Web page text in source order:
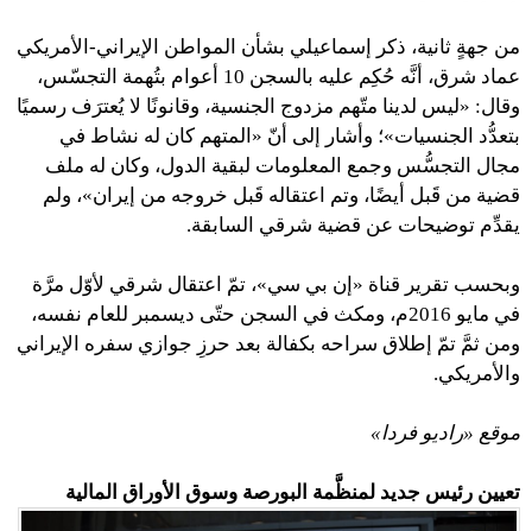
من جهةٍ ثانية، ذكر إسماعيلي بشأن المواطن الإيراني-الأمريكي
عماد شرق، أنَّه حُكِم عليه بالسجن 10 أعوام بتُهمة التجسّس،
وقال: «ليس لدينا متّهم مزدوج الجنسية، وقانونًا لا يُعترَف رسميًا
بتعدُّد الجنسيات»؛ وأشار إلى أنّ «المتهم كان له نشاط في
مجال التجسُّس وجمع المعلومات لبقية الدول، وكان له ملف
قضية من قَبل أيضًا، وتم اعتقاله قَبل خروجه من إيران»، ولم
يقدِّم توضيحات عن قضية شرقي السابقة.
وبحسب تقرير قناة «إن بي سي»، تمّ اعتقال شرقي لأوّل مرَّة
في مايو 2016م، ومكث في السجن حتّى ديسمبر للعام نفسه،
ومن ثمَّ تمّ إطلاق سراحه بكفالة بعد حرزِ جوازي سفره الإيراني
والأمريكي.
موقع «راديو فردا»
تعيين رئيس جديد لمنظَّمة البورصة وسوق الأوراق المالية